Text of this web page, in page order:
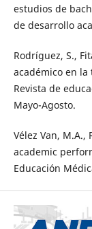
estudios de
de desarrollo
Rodríguez, S.,
académico en
Revista de
Mayo-Agosto.
Vélez Van, M.A.,
academic
Educación